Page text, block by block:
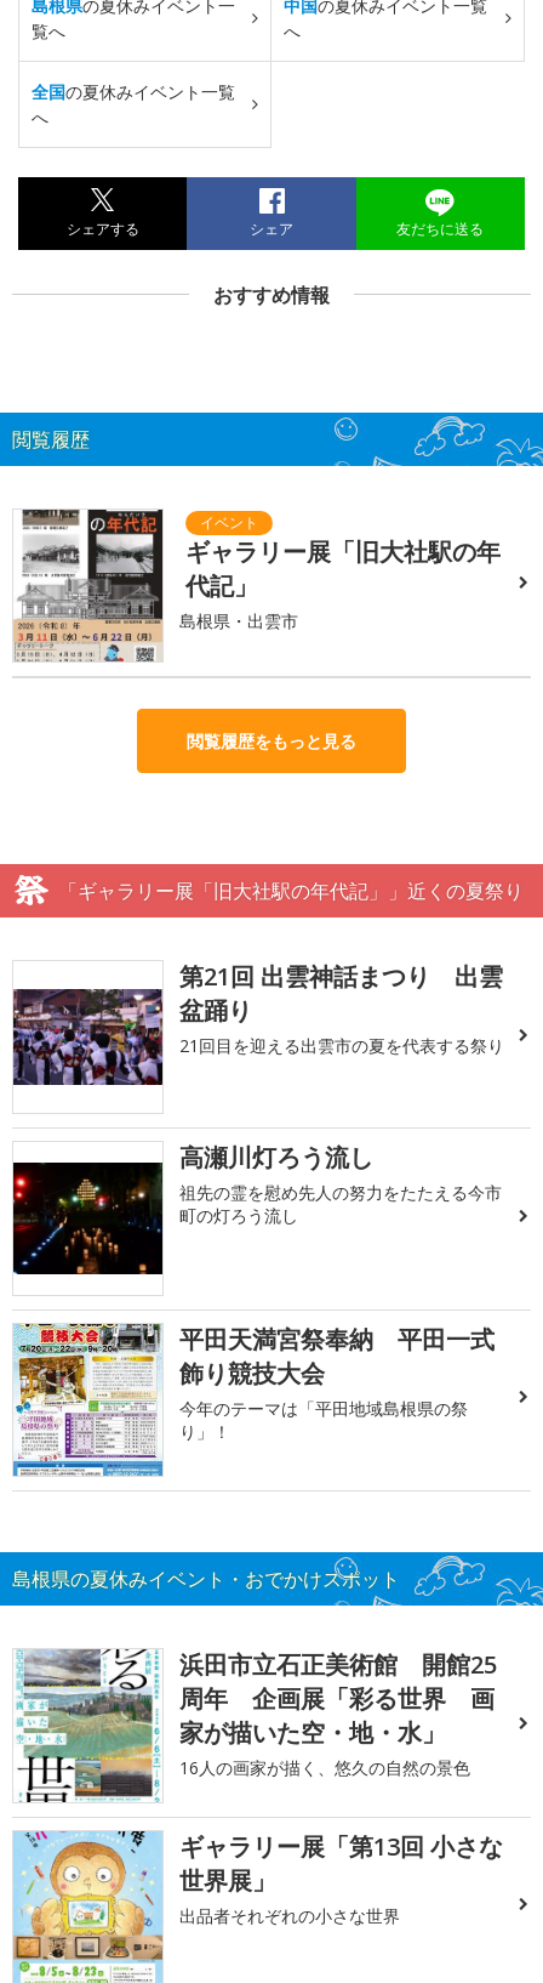
島根県の夏休みイベント一
覧へ
中国の夏休みイベント一覧
へ
全国の夏休みイベント一覧
へ
シェアする シェア 友だちに送る
おすすめ情報
閲覧履歴
ギャラリー展「旧大社駅の年
代記」
島根県・出雲市
閲覧履歴をもっと見る
「ギャラリー展「旧大社駅の年代記」」近くの夏祭り
第21回 出雲神話まつり 出雲
盆踊り
21回目を迎える出雲市の夏を代表する祭り
高瀬川灯ろう流し
祖先の霊を慰め先人の努力をたたえる今市
町の灯ろう流し
平田天満宮祭奉納 平田一式
飾り競技大会
今年のテーマは「平田地域島根県の祭
り」！
島根県の夏休みイベント・おでかけスポット
浜田市立石正美術館 開館25
周年 企画展「彩る世界 画
家が描いた空・地・水」
16人の画家が描く、悠久の自然の景色
ギャラリー展「第13回 小さな
世界展」
出品者それぞれの小さな世界